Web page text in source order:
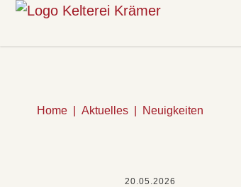
Home Aktuelles Neuigkeiten
20.05.2026